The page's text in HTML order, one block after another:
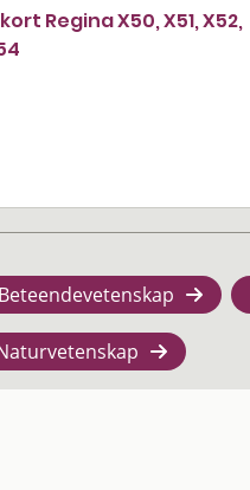
Regina X50, X51, X52,
Beteendevetenskap